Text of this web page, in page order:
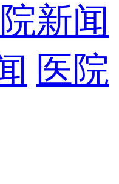
新闻
医院